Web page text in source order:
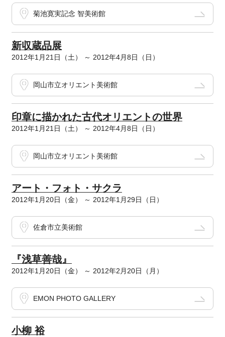
菊池寛実記念 智美術館
新収蔵品展
2012年1月21日（土） ～ 2012年4月8日（日）
岡山市立オリエント美術館
印章に描かれた古代オリエントの世界
2012年1月21日（土） ～ 2012年4月8日（日）
岡山市立オリエント美術館
アート・フォト・サクラ
2012年1月20日（金） ～ 2012年1月29日（日）
佐倉市立美術館
『浅草善哉』
2012年1月20日（金） ～ 2012年2月20日（月）
EMON PHOTO GALLERY
小柳 裕